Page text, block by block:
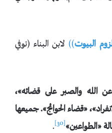
البيوت)) لابن البناء (توفي
الله والصبر على قضائه»،
»،«قضاء الحوائج». جميعها
«الطواعين»
[30]
.